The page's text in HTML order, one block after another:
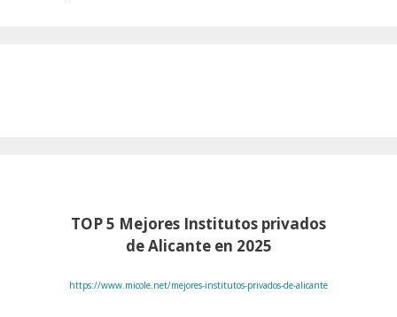
TOP 5 Mejores Institutos privados
de Alicante en 2025
https://www.micole.net/mejores-institutos-privados-de-alicante